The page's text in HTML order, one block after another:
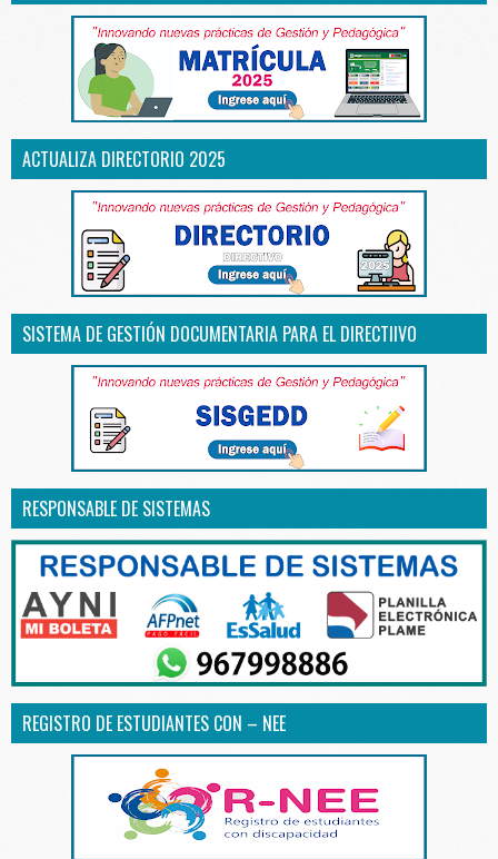
ACTUALIZA DIRECTORIO 2025
SISTEMA DE GESTIÓN DOCUMENTARIA PARA EL DIRECTIIVO
RESPONSABLE DE SISTEMAS
REGISTRO DE ESTUDIANTES CON – NEE